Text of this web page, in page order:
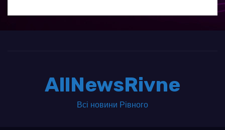
AllNewsRivne
Всі новини Рівного